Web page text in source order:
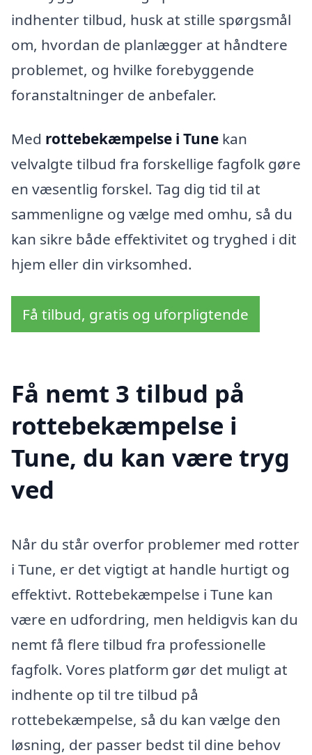
indhenter tilbud, husk at stille spørgsmål
om, hvordan de planlægger at håndtere
problemet, og hvilke forebyggende
foranstaltninger de anbefaler.
Med rottebekæmpelse i Tune kan
velvalgte tilbud fra forskellige fagfolk gøre
en væsentlig forskel. Tag dig tid til at
sammenligne og vælge med omhu, så du
kan sikre både effektivitet og tryghed i dit
hjem eller din virksomhed.
Få tilbud, gratis og uforpligtende
Få nemt 3 tilbud på
rottebekæmpelse i
Tune, du kan være tryg
ved
Når du står overfor problemer med rotter
i Tune, er det vigtigt at handle hurtigt og
effektivt. Rottebekæmpelse i Tune kan
være en udfordring, men heldigvis kan du
nemt få flere tilbud fra professionelle
fagfolk. Vores platform gør det muligt at
indhente op til tre tilbud på
rottebekæmpelse, så du kan vælge den
løsning, der passer bedst til dine behov